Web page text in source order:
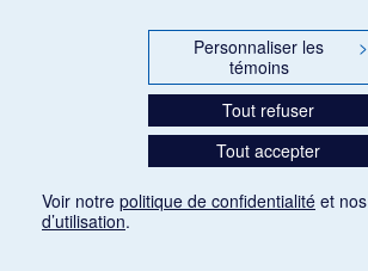
Personnaliser les
témoins
>
Tout refuser
Tout accepter
Voir notre politique de confidentialité et nos
d’utilisation.